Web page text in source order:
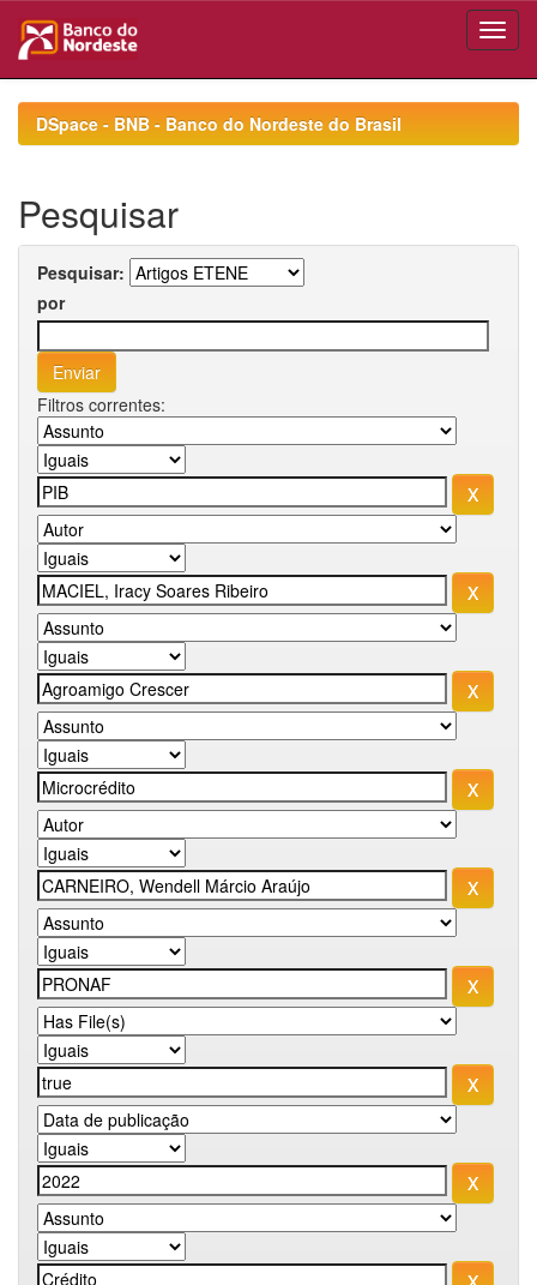
navigationDSpace - BNB - Banco do Nordeste do Brasil
Pesquisar
Pesquisar:
por
Filtros correntes: